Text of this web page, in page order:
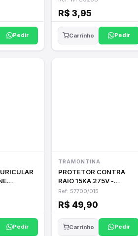
Pedir
R$ 3,95
Carrinho Pedir
Pedir
TRAMONTINA
PROTETOR CONTRA
RAIO 15KA 275V -
TRAMONTINA
Ref: 57700/015
R$ 49,90
Carrinho Pedir